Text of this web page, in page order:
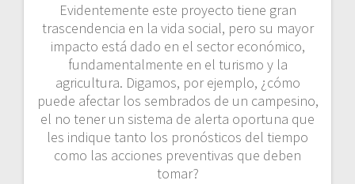
Evidentemente este proyecto tiene gran
trascendencia en la vida social, pero su mayor
impacto está dado en el sector económico,
fundamentalmente en el turismo y la
agricultura. Digamos, por ejemplo, ¿cómo
puede afectar los sembrados de un campesino,
el no tener un sistema de alerta oportuna que
les indique tanto los pronósticos del tiempo
como las acciones preventivas que deben
tomar?